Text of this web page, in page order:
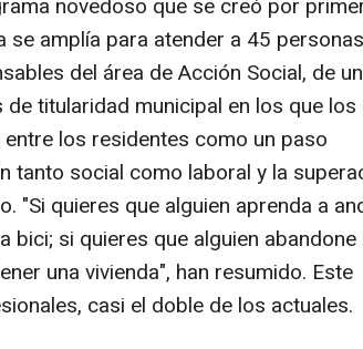
se amplía para atender a 45
del área de Acción Social, de un
titularidad municipal en los que los
los residentes como un paso
tanto social como laboral y la
"Si quieres que alguien aprenda a
bici; si quieres que alguien abandone
una vivienda", han resumido. Este
casi el doble de los actuales.